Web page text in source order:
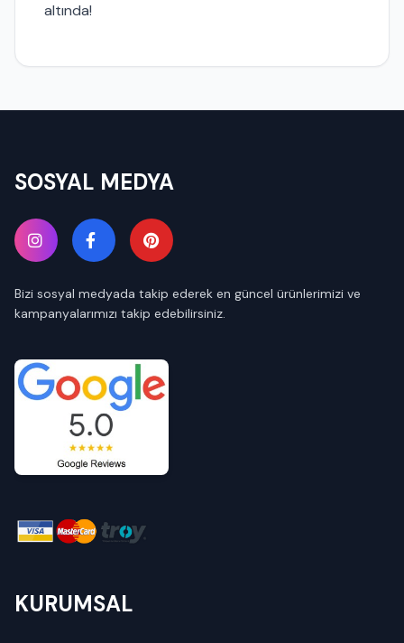
altında!
SOSYAL MEDYA
Bizi sosyal medyada takip ederek en güncel ürünlerimizi ve
kampanyalarımızı takip edebilirsiniz.
KURUMSAL